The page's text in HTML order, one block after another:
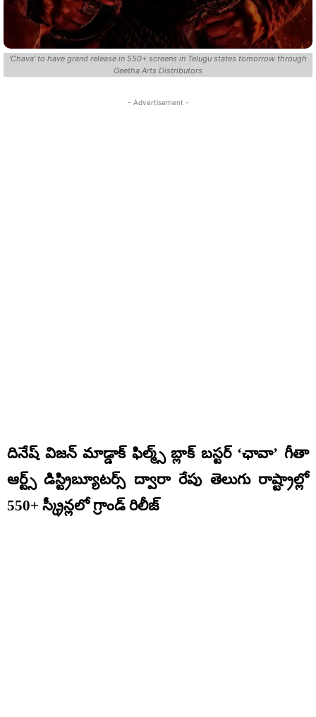
'Chava' to have grand release in 550+ screens in Telugu states tomorrow through
Geetha Arts Distributors
- Advertisement -
దినేష్ విజన్ మాడ్డాక్ ఫిల్మ్స్ బ్లాక్ బస్టర్ ‘ఛావా’ గీతా
ఆర్ట్స్ డిస్ట్రిబ్యూటర్స్ ద్వారా రేపు తెలుగు రాష్ట్రాల్లో
550+ స్క్రీన్లలో గ్రాండ్ రిలీజ్